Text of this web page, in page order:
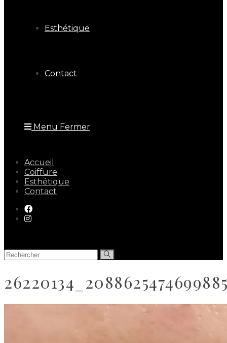
Esthétique
Contact
Menu Fermer
Accueil
Coiffure
Esthétique
Contact